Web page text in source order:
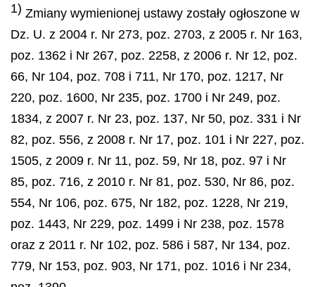
1) Zmiany wymienionej ustawy zostały ogłoszone w
Dz. U. z 2004 r. Nr 273, poz. 2703, z 2005 r. Nr 163,
poz. 1362 i Nr 267, poz. 2258, z 2006 r. Nr 12, poz.
66, Nr 104, poz. 708 i 711, Nr 170, poz. 1217, Nr
220, poz. 1600, Nr 235, poz. 1700 i Nr 249, poz.
1834, z 2007 r. Nr 23, poz. 137, Nr 50, poz. 331 i Nr
82, poz. 556, z 2008 r. Nr 17, poz. 101 i Nr 227, poz.
1505, z 2009 r. Nr 11, poz. 59, Nr 18, poz. 97 i Nr
85, poz. 716, z 2010 r. Nr 81, poz. 530, Nr 86, poz.
554, Nr 106, poz. 675, Nr 182, poz. 1228, Nr 219,
poz. 1443, Nr 229, poz. 1499 i Nr 238, poz. 1578
oraz z 2011 r. Nr 102, poz. 586 i 587, Nr 134, poz.
779, Nr 153, poz. 903, Nr 171, poz. 1016 i Nr 234,